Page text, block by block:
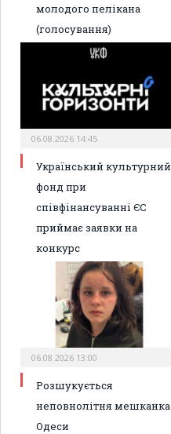
молодого пелікана
(голосування)
06.08.2026 14:45
Український культурний
фонд при
співфінансуванні ЄС
приймає заявки на
конкурс
06.08.2026 13:00
Розшукується
неповнолітня мешканка
Одеси